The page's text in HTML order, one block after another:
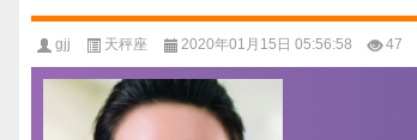
gjj 天秤座 2020年01月15日 05:56:58 47